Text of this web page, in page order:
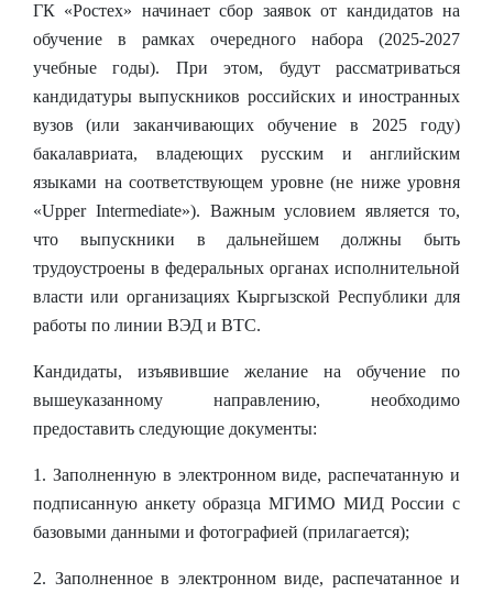
ГК «Ростех» начинает сбор заявок от кандидатов на
обучение в рамках очередного набора (2025-2027
учебные годы). При этом, будут рассматриваться
кандидатуры выпускников российских и иностранных
вузов
(или заканчивающих обучение в 2025 году)
бакалавриата, владеющих русским и английским
языками на соответствующем уровне (не ниже уровня
«Upper Intermediate»). Важным условием является то,
что выпускники в дальнейшем должны быть
трудоустроены в федеральных органах исполнительной
власти или организациях Кыргызской Республики для
работы по линии ВЭД и ВТС.
Кандидаты, изъявившие желание на обучение по
вышеуказанному направлению, необходимо
предоставить следующие документы:
1. Заполненную в электронном виде, распечатанную и
подписанную анкету образца МГИМО МИД России с
базовыми данными и фотографией (прилагается);
2. Заполненное в электронном виде, распечатанное и